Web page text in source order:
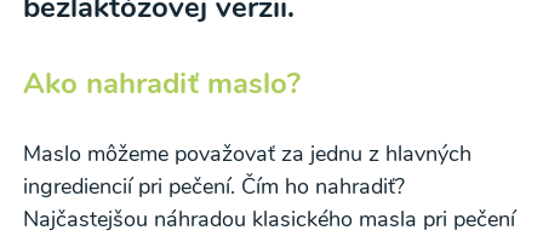
bezlaktózovej verzii.
Ako nahradiť maslo?
Maslo môžeme považovať za jednu z hlavných
ingrediencií pri pečení. Čím ho nahradiť?
Najčastejšou náhradou klasického masla pri pečení